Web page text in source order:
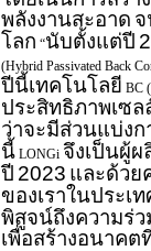
พลังงานสะอาด
โลก “นับตั้งแต่ปี
(Hybrid Passivated Back
ปีนี้เทคโนโลยี BC
ประสิทธิภาพเซล
ว่าจะมีส่วนแบ่ง
นี้ LONGi จึงเป็นผู้ผ
ปี 2023 และด้วย
ของเราในประเ
พิสูจน์ถึงความร่
เพื่อสร้างอนาค